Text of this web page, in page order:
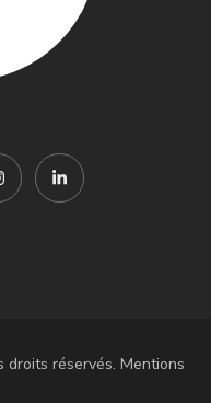
droits réservés. Mentions